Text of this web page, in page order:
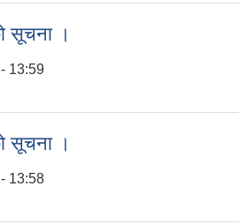
सूचना ।
13:59
सूचना ।
13:58